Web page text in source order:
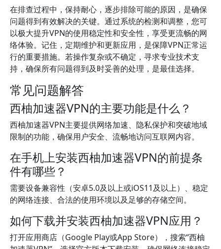
在排查过程中，保持耐心，逐步排除可能的原因，是确保
问题得到有效解决的关键。通过系统的检测和调整，您可
以极大提升VPN的使用稳定性和安全性，享受更流畅的网
络体验。记住，定期维护和更新应用，是保障VPN正常运
行的重要措施。若操作复杂或不确定，寻求专业技术支
持，确保所有问题得到及时妥善的处理，是最佳选择。
常见问题解答
西柚加速器VPN的主要功能是什么？
西柚加速器VPN主要提供网络加速、隐私保护和突破地域
限制的功能，确保用户安全、流畅地访问互联网内容。
在手机上安装西柚加速器VPN的前提条
件有哪些？
需要设备兼容性（安卓5.0及以上或iOS11及以上）、稳定
的网络连接、合法的使用环境以及足够的存储空间。
如何下载并安装西柚加速器VPN应用？
打开应用商店（Google Play或App Store），搜索“西柚